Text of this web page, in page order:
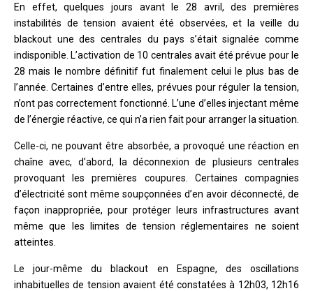
En effet, quelques jours avant le 28 avril, des premières
instabilités de tension avaient été observées, et la veille du
blackout une des centrales du pays s’était signalée comme
indisponible. L’activation de 10 centrales avait été prévue pour le
28 mais le nombre définitif fut finalement celui le plus bas de
l’année. Certaines d’entre elles, prévues pour réguler la tension,
n’ont pas correctement fonctionné. L’une d’elles injectant même
de l’énergie réactive, ce qui n’a rien fait pour arranger la situation.
Celle-ci, ne pouvant être absorbée, a provoqué une réaction en
chaîne avec, d’abord, la déconnexion de plusieurs centrales
provoquant les premières coupures. Certaines compagnies
d’électricité sont même soupçonnées d’en avoir déconnecté, de
façon inappropriée, pour protéger leurs infrastructures avant
même que les limites de tension réglementaires ne soient
atteintes.
Le jour-même du blackout en Espagne, des oscillations
inhabituelles de tension avaient été constatées à 12h03, 12h16